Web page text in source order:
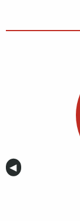
Anterior
◀︎